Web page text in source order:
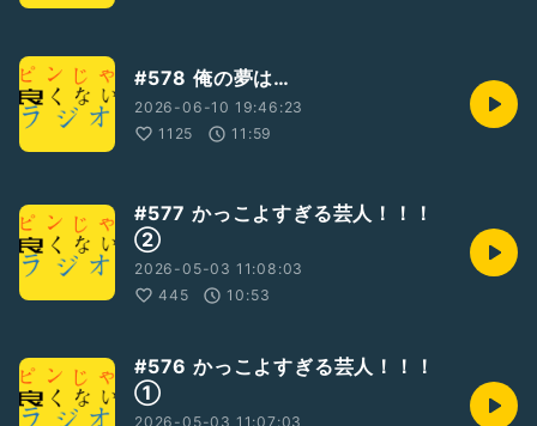
#578 俺の夢は…
2026-06-10 19:46:23
1125
11:59
#577 かっこよすぎる芸人！！！
②
2026-05-03 11:08:03
445
10:53
#576 かっこよすぎる芸人！！！
①
2026-05-03 11:07:03